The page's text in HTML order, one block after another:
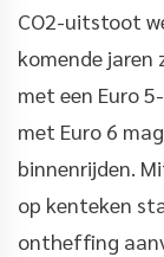
CO2-uitstoot
komende jaren
met een Euro
met Euro 6
binnenrijden.
op kenteken
ontheffing